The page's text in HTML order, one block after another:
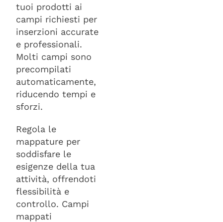
tuoi prodotti ai
campi richiesti per
inserzioni accurate
e professionali.
Molti campi sono
precompilati
automaticamente,
riducendo tempi e
sforzi.
Regola le
mappature per
soddisfare le
esigenze della tua
attività, offrendoti
flessibilità e
controllo. Campi
mappati